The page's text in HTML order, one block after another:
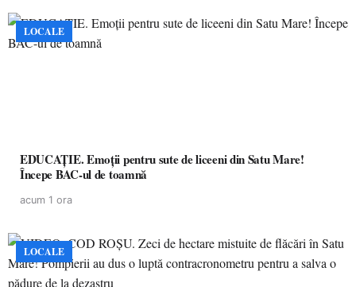
LOCALE
EDUCAȚIE. Emoții pentru sute de liceeni din Satu Mare!
Începe BAC-ul de toamnă
acum 1 ora
LOCALE